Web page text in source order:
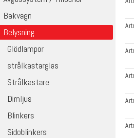
Bakvagn
Belysning
Glödlampor
strålkastarglas
Strålkastare
Dimljus
Blinkers
Sidoblinkers